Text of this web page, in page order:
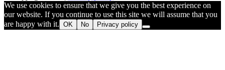
We use cookies to ensure that we give you the best experience on
our website. If you continue to use this site we will assume that you
are happy with it. OK No Privacy policy